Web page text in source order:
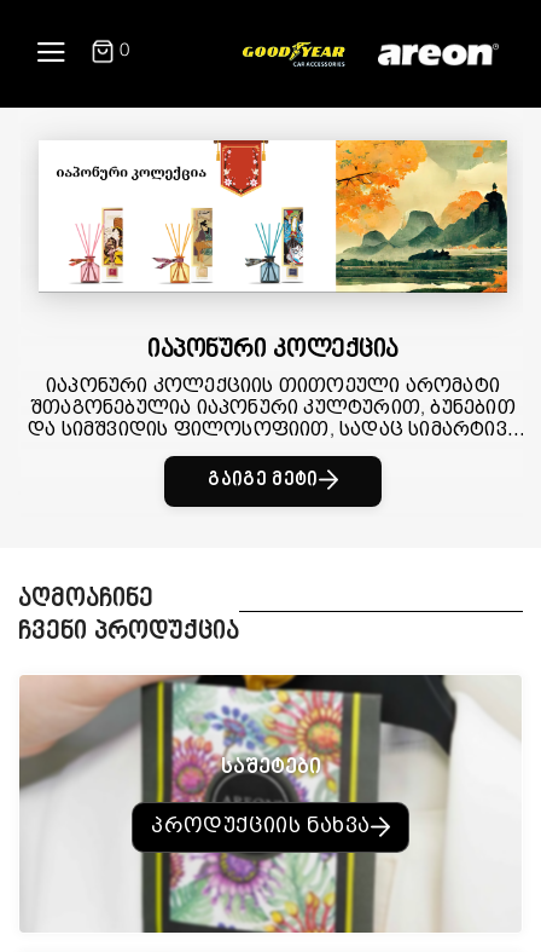
0
იაპონური კოლექცია
იაპონური კოლექციის თითოეული არომატი
შთაგონებულია იაპონური კულტურით, ბუნებით
და სიმშვიდის ფილოსოფიით, სადაც სიმარტივე
და ჰარმონია განსაკუთრებულ მნიშვნელობას
ატარებს.
გაიგე მეტი
აღმოაჩინე
ჩვენი პროდუქცია
საშეტები
პროდუქციის ნახვა